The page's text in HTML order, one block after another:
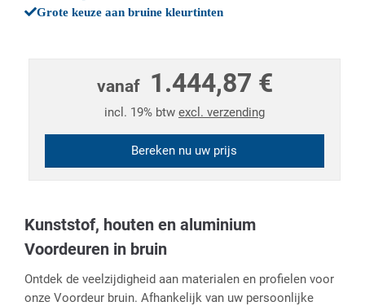
Grote keuze aan bruine kleurtinten
vanaf 1.444,87 €
incl. 19% btw excl. verzending
Bereken nu uw prijs
Kunststof, houten en aluminium
Voordeuren in bruin
Ontdek de veelzijdigheid aan materialen en profielen voor
onze Voordeur bruin. Afhankelijk van uw persoonlijke